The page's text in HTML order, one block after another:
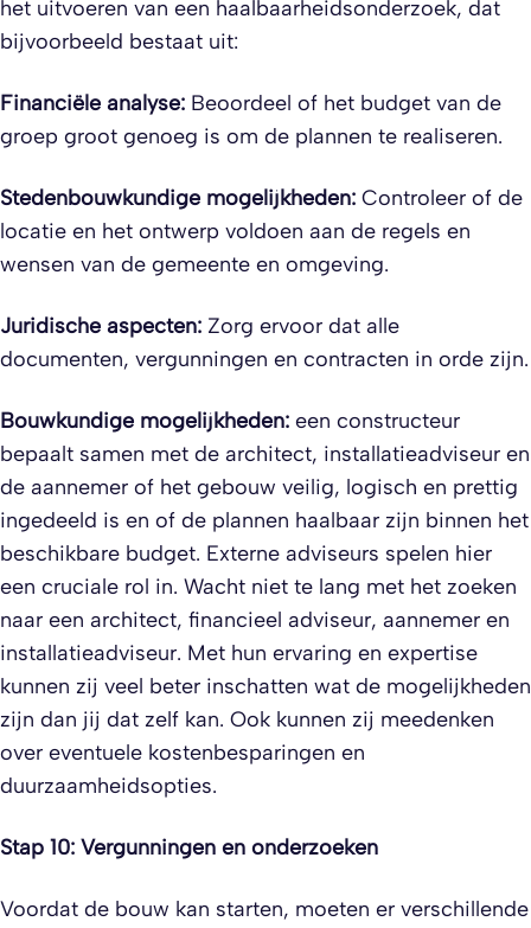
het uitvoeren van een haalbaarheidsonderzoek, dat
bijvoorbeeld bestaat uit:
Financiële analyse: Beoordeel of het budget van de
groep groot genoeg is om de plannen te realiseren.
Stedenbouwkundige mogelijkheden: Controleer of de
locatie en het ontwerp voldoen aan de regels en
wensen van de gemeente en omgeving.
Juridische aspecten: Zorg ervoor dat alle
documenten, vergunningen en contracten in orde zijn.
Bouwkundige mogelijkheden: een constructeur
bepaalt samen met de architect, installatieadviseur en
de aannemer of het gebouw veilig, logisch en prettig
ingedeeld is en of de plannen haalbaar zijn binnen het
beschikbare budget. Externe adviseurs spelen hier
een cruciale rol in. Wacht niet te lang met het zoeken
naar een architect, financieel adviseur, aannemer en
installatieadviseur. Met hun ervaring en expertise
kunnen zij veel beter inschatten wat de mogelijkheden
zijn dan jij dat zelf kan. Ook kunnen zij meedenken
over eventuele kostenbesparingen en
duurzaamheidsopties.
Stap 10: Vergunningen en onderzoeken
Voordat de bouw kan starten, moeten er verschillende